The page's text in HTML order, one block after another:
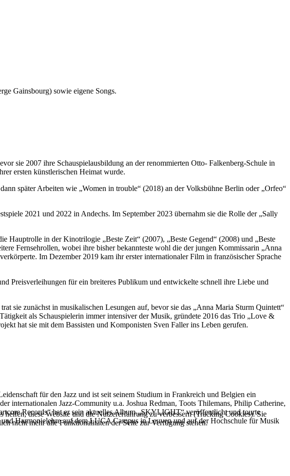
Gainsbourg) sowie eigene Songs.
sie 2007 ihre Schauspielausbildung an der renommierten Otto- Falkenberg-Schule in
ersten künstlerischen Heimat wurde.
später Arbeiten wie „Women in trouble“ (2018) an der Volksbühne Berlin oder „Orfeo“
2021 und 2022 in Andechs. Im September 2023 übernahm sie die Rolle der „Sally
Hauptrolle in der Kinotrilogie „Beste Zeit“ (2007), „Beste Gegend“ (2008) und „Beste
Fernsehrollen, wobei ihre bisher bekannteste wohl die der jungen Kommissarin „Anna
Im Dezember 2019 kam ihr erster internationaler Film in französischer Sprache
Preisverleihungen für ein breiteres Publikum und entwickelte schnell ihre Liebe und
sie zunächst in musikalischen Lesungen auf, bevor sie das „Anna Maria Sturm Quintett“
als Schauspielerin immer intensiver der Musik, gründete 2016 das Trio „Love &
hat sie mit dem Bassisten und Komponisten Sven Faller ins Leben gerufen.
für den Jazz und ist seit seinem Studium in Frankreich und Belgien ein
internationalen Jazz-Community u.a. Joshua Redman, Toots Thilemans, Philip Catherine,
Records“ hat er sein aktuelles Album „SKYLIGHT“ veröffentlicht und tourte
Harmonielehre auf dem LUCA Campus in Leuven und auf der Hochschule für Musik
diese Website und die Nutzererfahrung zu verbessern (Tracking Cookies). Sie
nicht mehr alle Funktionalitäten der Seite zur Verfügung stehen.